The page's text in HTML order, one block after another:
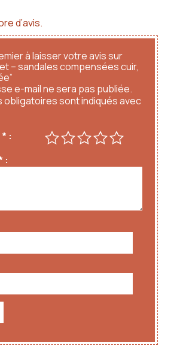
d’avis.
à laisser votre avis sur
– sandales compensées cuir,
e-mail ne sera pas publiée.
obligatoires sont indiqués avec
*